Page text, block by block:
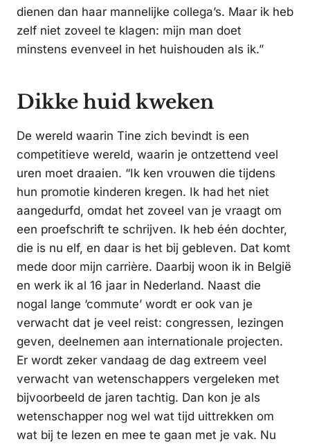
dienen dan haar mannelijke collega’s. Maar ik heb
zelf niet zoveel te klagen: mijn man doet
minstens evenveel in het huishouden als ik.”
Dikke huid kweken
De wereld waarin Tine zich bevindt is een
competitieve wereld, waarin je ontzettend veel
uren moet draaien. “Ik ken vrouwen die tijdens
hun promotie kinderen kregen. Ik had het niet
aangedurfd, omdat het zoveel van je vraagt om
een proefschrift te schrijven. Ik heb één dochter,
die is nu elf, en daar is het bij gebleven. Dat komt
mede door mijn carrière. Daarbij woon ik in België
en werk ik al 16 jaar in Nederland. Naast die
nogal lange ‘commute’ wordt er ook van je
verwacht dat je veel reist: congressen, lezingen
geven, deelnemen aan internationale projecten.
Er wordt zeker vandaag de dag extreem veel
verwacht van wetenschappers vergeleken met
bijvoorbeeld de jaren tachtig. Dan kon je als
wetenschapper nog wel wat tijd uittrekken om
wat bij te lezen en mee te gaan met je vak. Nu